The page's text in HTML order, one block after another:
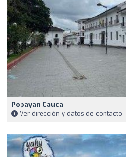
Popayan Cauca
Ver dirección y datos de contacto